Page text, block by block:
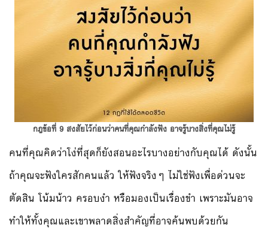
กฎข้อที่ 9 สงสัยไว้ก่อนว่าคนที่คุณกำลังฟัง อาจรู้บางสิ่งที่คุณไม่รู้
คนที่คุณคิดว่าโง่ที่สุดก็ยังสอนอะไรบางอย่างกับคุณได้ ดังนั้น
ถ้าคุณจะฟังใครสักคนแล้ว ให้ฟังจริงๆ ไม่ใช่ฟังเพื่อด่วนจะ
ตัดสิน โน้มน้าว ครอบงำ หรือมองเป็นเรื่องขำ เพราะมันอาจ
ทำให้ทั้งคุณและเขาพลาดสิ่งสำคัญที่อาจค้นพบด้วยกัน